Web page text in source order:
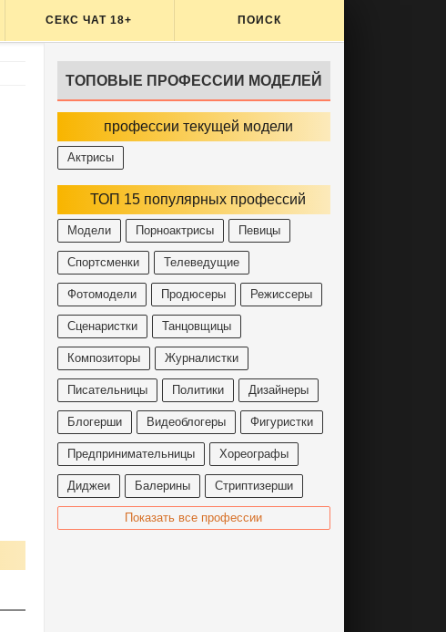
СЕКС ЧАТ 18+ ПОИСК
ТОПОВЫЕ ПРОФЕССИИ МОДЕЛЕЙ
профессии текущей модели
Актрисы
ТОП 15 популярных профессий
Модели Порноактрисы Певицы
Спортсменки Телеведущие
Фотомодели Продюсеры Режиссеры
Сценаристки Танцовщицы
Композиторы Журналистки
Писательницы Политики Дизайнеры
Блогерши Видеоблогеры Фигуристки
Предпринимательницы Хореографы
Диджеи Балерины Стриптизерши
Показать все профессии